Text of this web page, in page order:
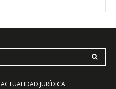
ACTUALIDAD JURÍDICA